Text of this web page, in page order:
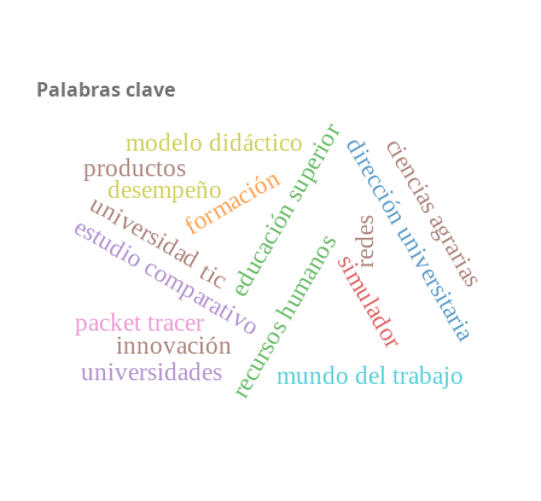
Palabras clave
desempeñoeducación superior
formación dirección universitaria
estudio comparativorecursos humanossimulador
packet tracer
redes
tic ciencias agrarias
mundo del trabajo
universidad
modelo didáctico
productos
innovación
universidades